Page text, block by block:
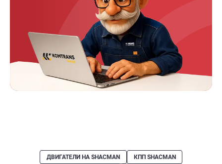
ДВИГАТЕЛИ НА SHACMAN
КПП SHACMAN